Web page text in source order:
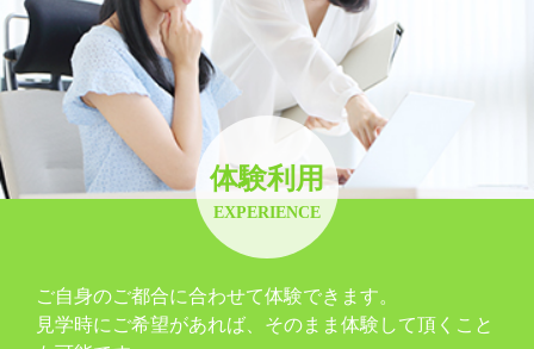
体験利用
EXPERIENCE
ご自身のご都合に合わせて体験できます。
見学時にご希望があれば、そのまま体験して頂くこと